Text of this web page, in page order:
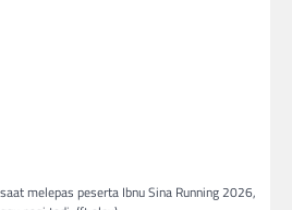
melepas peserta Ibnu Sina Running 2026,